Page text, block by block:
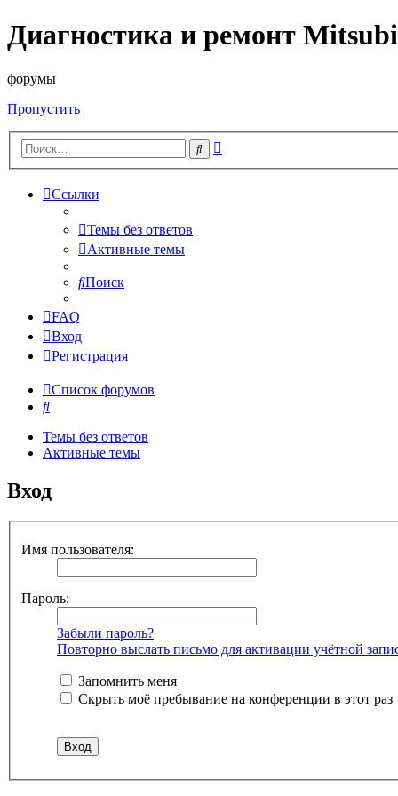
Диагностика и ремонт
форумы
Пропустить
Поиск
Ссылки
Темы без ответов
Активные темы
Поиск
FAQ
Вход
Регистрация
Список форумов
Поиск
Темы без ответов
Активные темы
Вход
Имя пользователя:
Пароль:
Забыли пароль?
Повторно выслать письмо для активации учётной
Запомнить меня
Скрыть моё пребывание на конференции в этот раз